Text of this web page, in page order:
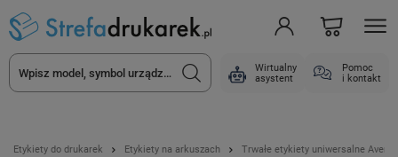
Wirtualny
asystent
Pomoc
i kontakt
Etykiety do drukarek Etykiety na arkuszach Trwałe etykiety uniwersalne